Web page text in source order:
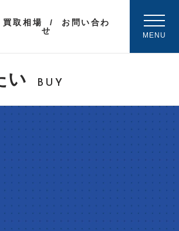
買取相場
お問い合わ
せ
MENU
い BUY